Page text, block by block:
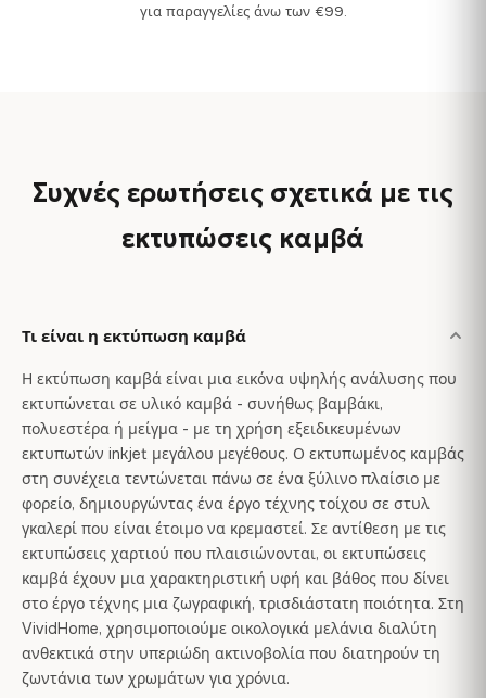
για παραγγελίες άνω των €99.
Συχνές ερωτήσεις σχετικά με τις
εκτυπώσεις καμβά
Τι είναι η εκτύπωση καμβά
Η εκτύπωση καμβά είναι μια εικόνα υψηλής ανάλυσης που
εκτυπώνεται σε υλικό καμβά - συνήθως βαμβάκι,
πολυεστέρα ή μείγμα - με τη χρήση εξειδικευμένων
εκτυπωτών inkjet μεγάλου μεγέθους. Ο εκτυπωμένος καμβάς
στη συνέχεια τεντώνεται πάνω σε ένα ξύλινο πλαίσιο με
φορείο, δημιουργώντας ένα έργο τέχνης τοίχου σε στυλ
γκαλερί που είναι έτοιμο να κρεμαστεί. Σε αντίθεση με τις
εκτυπώσεις χαρτιού που πλαισιώνονται, οι εκτυπώσεις
καμβά έχουν μια χαρακτηριστική υφή και βάθος που δίνει
στο έργο τέχνης μια ζωγραφική, τρισδιάστατη ποιότητα. Στη
VividHome, χρησιμοποιούμε οικολογικά μελάνια διαλύτη
ανθεκτικά στην υπεριώδη ακτινοβολία που διατηρούν τη
ζωντάνια των χρωμάτων για χρόνια.